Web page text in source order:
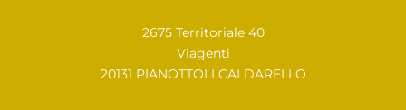
2675 Territoriale 40
Viagenti
20131 PIANOTTOLI CALDARELLO